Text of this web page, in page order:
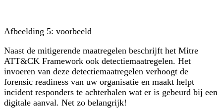
Afbeelding 5: voorbeeld
Naast de mitigerende maatregelen beschrijft het Mitre
ATT&CK Framework ook detectiemaatregelen. Het
invoeren van deze detectiemaatregelen verhoogt de
forensic readiness van uw organisatie en maakt helpt
incident responders te achterhalen wat er is gebeurd bij een
digitale aanval. Net zo belangrijk!